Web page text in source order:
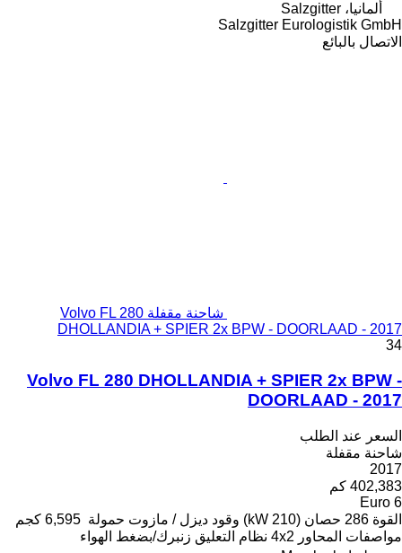
ألمانيا، Salzgitter
Salzgitter Eurologistik GmbH
الاتصال بالبائع
شاحنة مقفلة Volvo FL 280
DHOLLANDIA + SPIER 2x BPW - DOORLAAD - 2017
34
Volvo FL 280 DHOLLANDIA + SPIER 2x BPW -
DOORLAAD - 2017
السعر عند الطلب
شاحنة مقفلة
2017
402,383 كم
Euro 6
القوة 286 حصان (210 kW) وقود ديزل / مازوت حمولة 6,595 كجم
مواصفات المحاور 4x2 نظام التعليق زنبرك/بضغط الهواء